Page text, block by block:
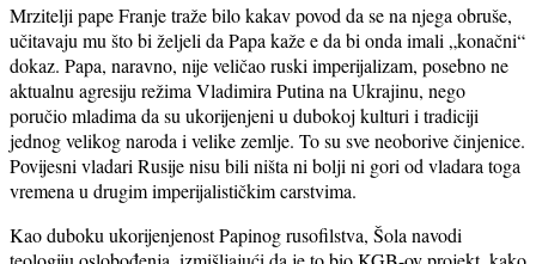
Mrzitelji pape Franje traže bilo kakav povod da se na njega obruše,
učitavaju mu što bi željeli da Papa kaže e da bi onda imali „konačni“
dokaz. Papa, naravno, nije veličao ruski imperijalizam, posebno ne
aktualnu agresiju režima Vladimira Putina na Ukrajinu, nego
poručio mladima da su ukorijenjeni u dubokoj kulturi i tradiciji
jednog velikog naroda i velike zemlje. To su sve neoborive činjenice.
Povijesni vladari Rusije nisu bili ništa ni bolji ni gori od vladara toga
vremena u drugim imperijalističkim carstvima.
Kao duboku ukorijenjenost Papinog rusofilstva, Šola navodi